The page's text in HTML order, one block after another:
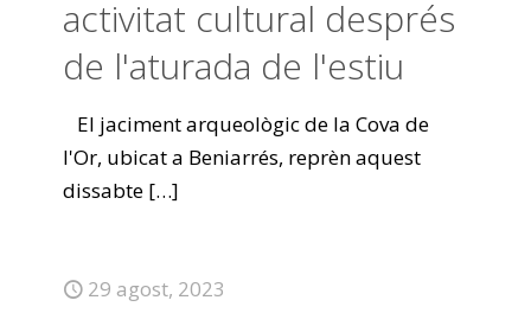
activitat cultural després
de l'aturada de l'estiu
El jaciment arqueològic de la Cova de
l'Or, ubicat a Beniarrés, reprèn aquest
dissabte […]
29 agost, 2023